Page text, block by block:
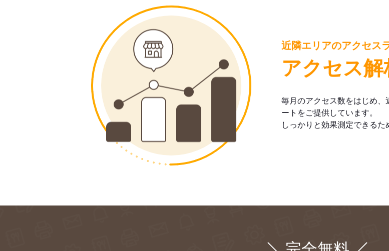
近隣エリアのアクセス
アクセス解
毎月のアクセス数をはじめ
ートをご提供しています。
しっかりと効果測定できるた